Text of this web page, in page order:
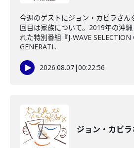
今週のゲストにジョン・カビラさん
回目は家族について。2019年の沖
れた特別番組『J-WAVE
GENERATI...
2026.08.07|00:22:56
ジョン・カビ